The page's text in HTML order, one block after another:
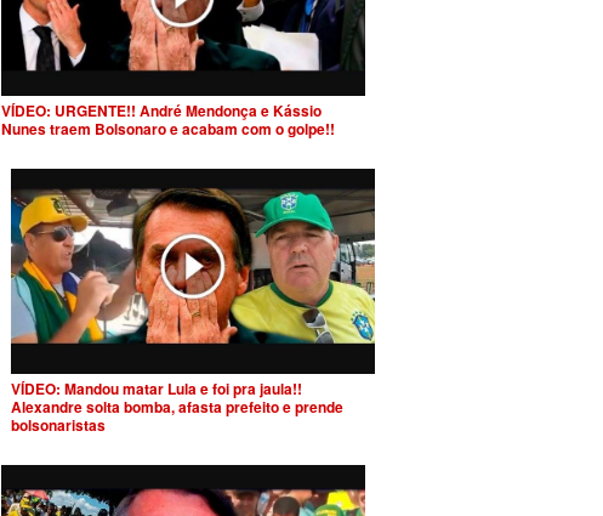
VÍDEO: URGENTE!! André Mendonça e Kássio
Nunes traem Bolsonaro e acabam com o golpe!!
VÍDEO: Mandou matar Lula e foi pra jaula!!
Alexandre solta bomba, afasta prefeito e prende
bolsonaristas